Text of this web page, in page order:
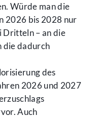
Würde man die
2026 bis 2028 nur
Dritteln – an die
die dadurch
des
2026 und 2027
Auch